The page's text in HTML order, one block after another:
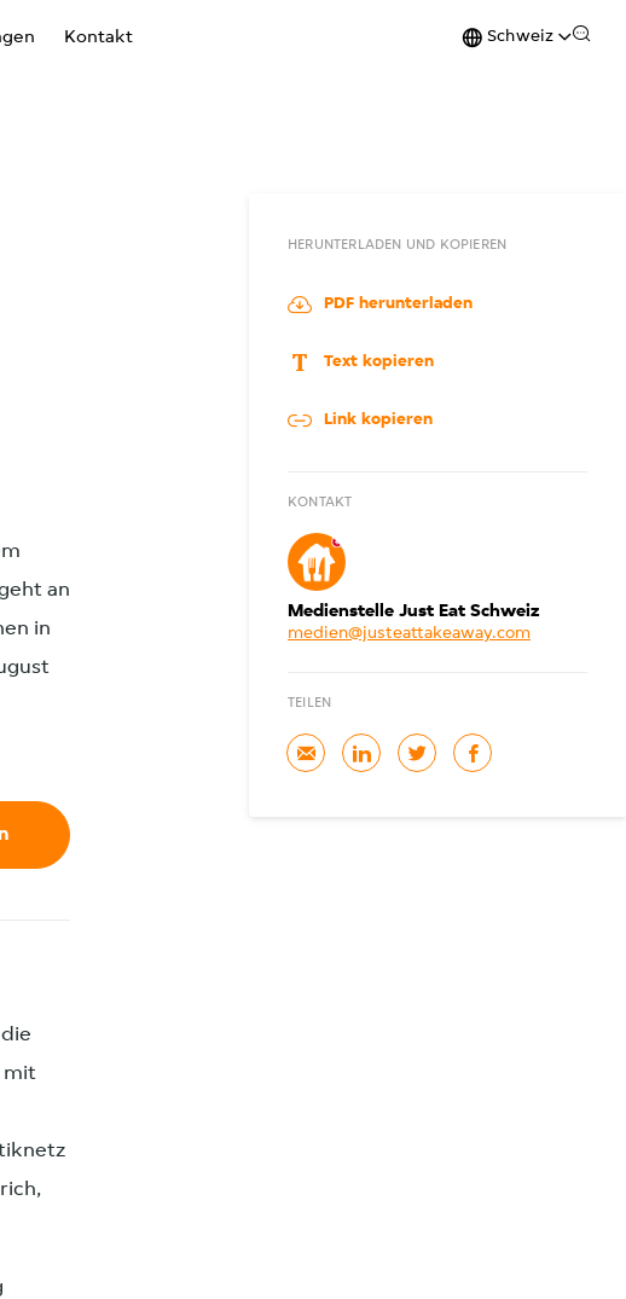
Kontakt Schweiz
an
in
mit
HERUNTERLADEN UND KOPIEREN
PDF herunterladen
Text kopieren
Link kopieren
KONTAKT
Medienstelle Just Eat Schweiz
medien@justeattakeaway.com
TEILEN